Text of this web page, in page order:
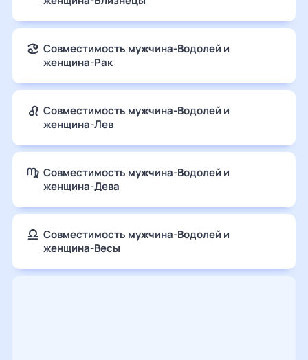
Совместимость мужчина-Водолей и
женщина-Рак
Совместимость мужчина-Водолей и
женщина-Лев
Совместимость мужчина-Водолей и
женщина-Дева
Совместимость мужчина-Водолей и
женщина-Весы